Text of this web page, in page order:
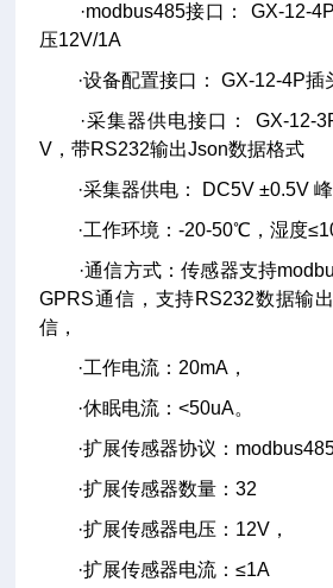
·modbus485接口： GX-12-4P
压12V/1A
·设备配置接口： GX-12-4P插
·采集器供电接口： GX-12-
V，带RS232输出Json数据格式
·采集器供电： DC5V ±0.5V 峰
·工作环境：-20-50℃，湿度
·通信方式：传感器支持
GPRS通信，支持RS232数据输
信，
·工作电流：20mA，
·休眠电流：<50uA。
·扩展传感器协议：
·扩展传感器数量：32
·扩展传感器电压：12V，
·扩展传感器电流：≤1A